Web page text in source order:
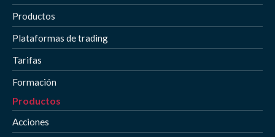
Productos
Plataformas de trading
Tarifas
Formación
Productos
Acciones